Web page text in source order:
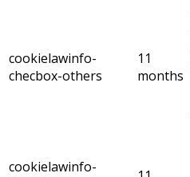
cookielawinfo-
checbox-others
11
months
cookielawinfo-